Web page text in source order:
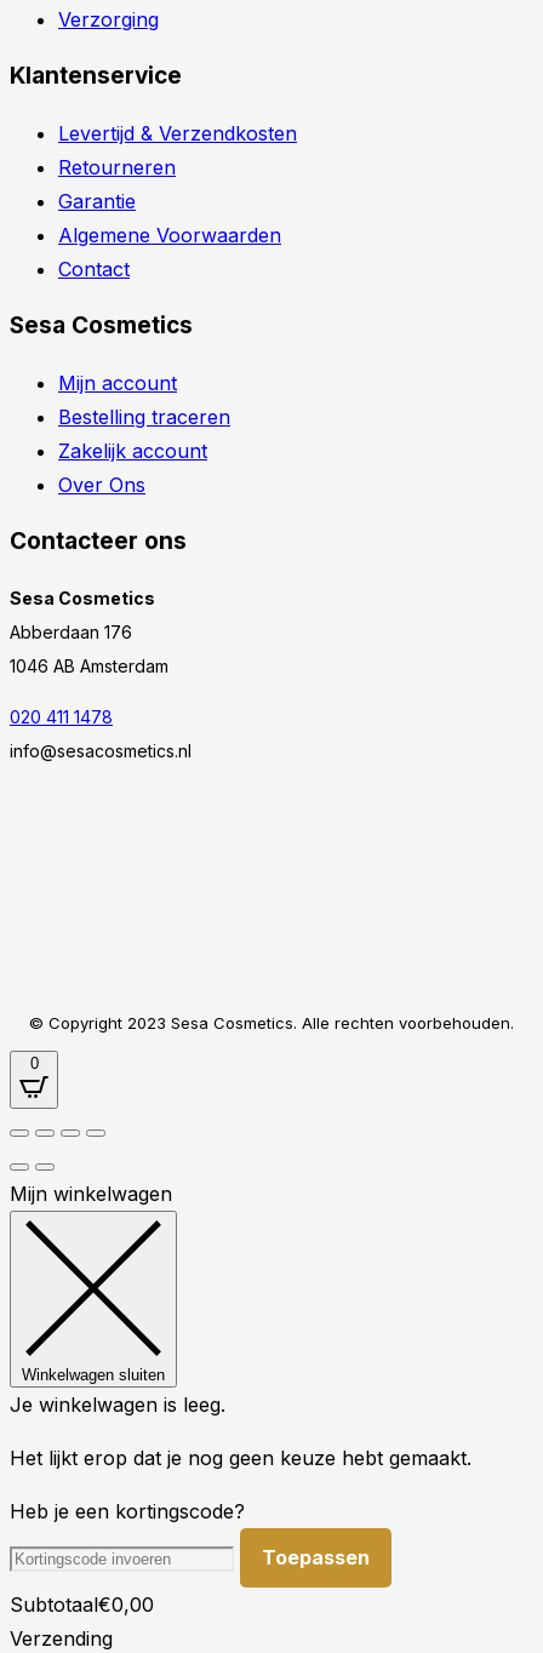
Verzorging
Klantenservice
Levertijd & Verzendkosten
Retourneren
Garantie
Algemene Voorwaarden
Contact
Sesa Cosmetics
Mijn account
Bestelling traceren
Zakelijk account
Over Ons
Contacteer ons
Sesa Cosmetics
Abberdaan 176
1046 AB Amsterdam
020 411 1478
info@sesacosmetics.nl
© Copyright 2023 Sesa Cosmetics. Alle rechten voorbehouden.
0
Mijn winkelwagen
Winkelwagen sluiten
Je winkelwagen is leeg.
Het lijkt erop dat je nog geen keuze hebt gemaakt.
Heb je een kortingscode?
Toepassen
Subtotaal€0,00
Verzending